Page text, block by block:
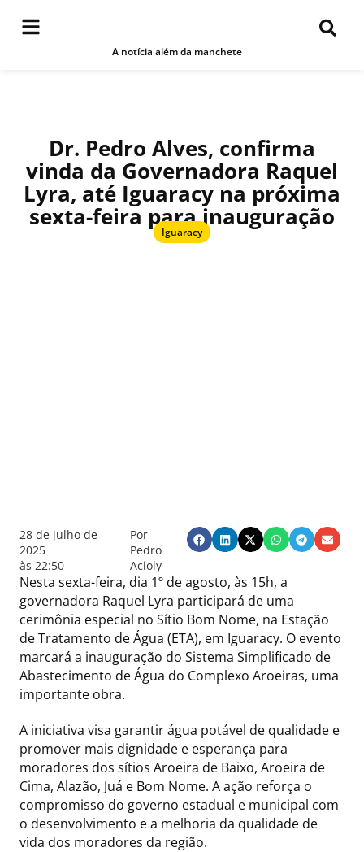
A notícia além da manchete
Dr. Pedro Alves, confirma
vinda da Governadora Raquel
Lyra, até Iguaracy na próxima
sexta-feira para inauguração
Iguaracy
28 de julho de
2025
às 22:50
Por
Pedro
Acioly
Nesta sexta-feira, dia 1º de agosto, às 15h, a
governadora Raquel Lyra participará de uma
cerimônia especial no Sítio Bom Nome, na Estação
de Tratamento de Água (ETA), em Iguaracy. O evento
marcará a inauguração do Sistema Simplificado de
Abastecimento de Água do Complexo Aroeiras, uma
importante obra.
A iniciativa visa garantir água potável de qualidade e
promover mais dignidade e esperança para
moradores dos sítios Aroeira de Baixo, Aroeira de
Cima, Alazão, Juá e Bom Nome. A ação reforça o
compromisso do governo estadual e municipal com
o desenvolvimento e a melhoria da qualidade de
vida dos moradores da região.